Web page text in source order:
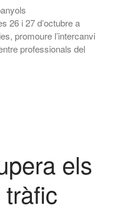
2021
2021
2020
2020
2020
26 i 27 d’octubre a
promoure l’intercanvi
professionals del
els